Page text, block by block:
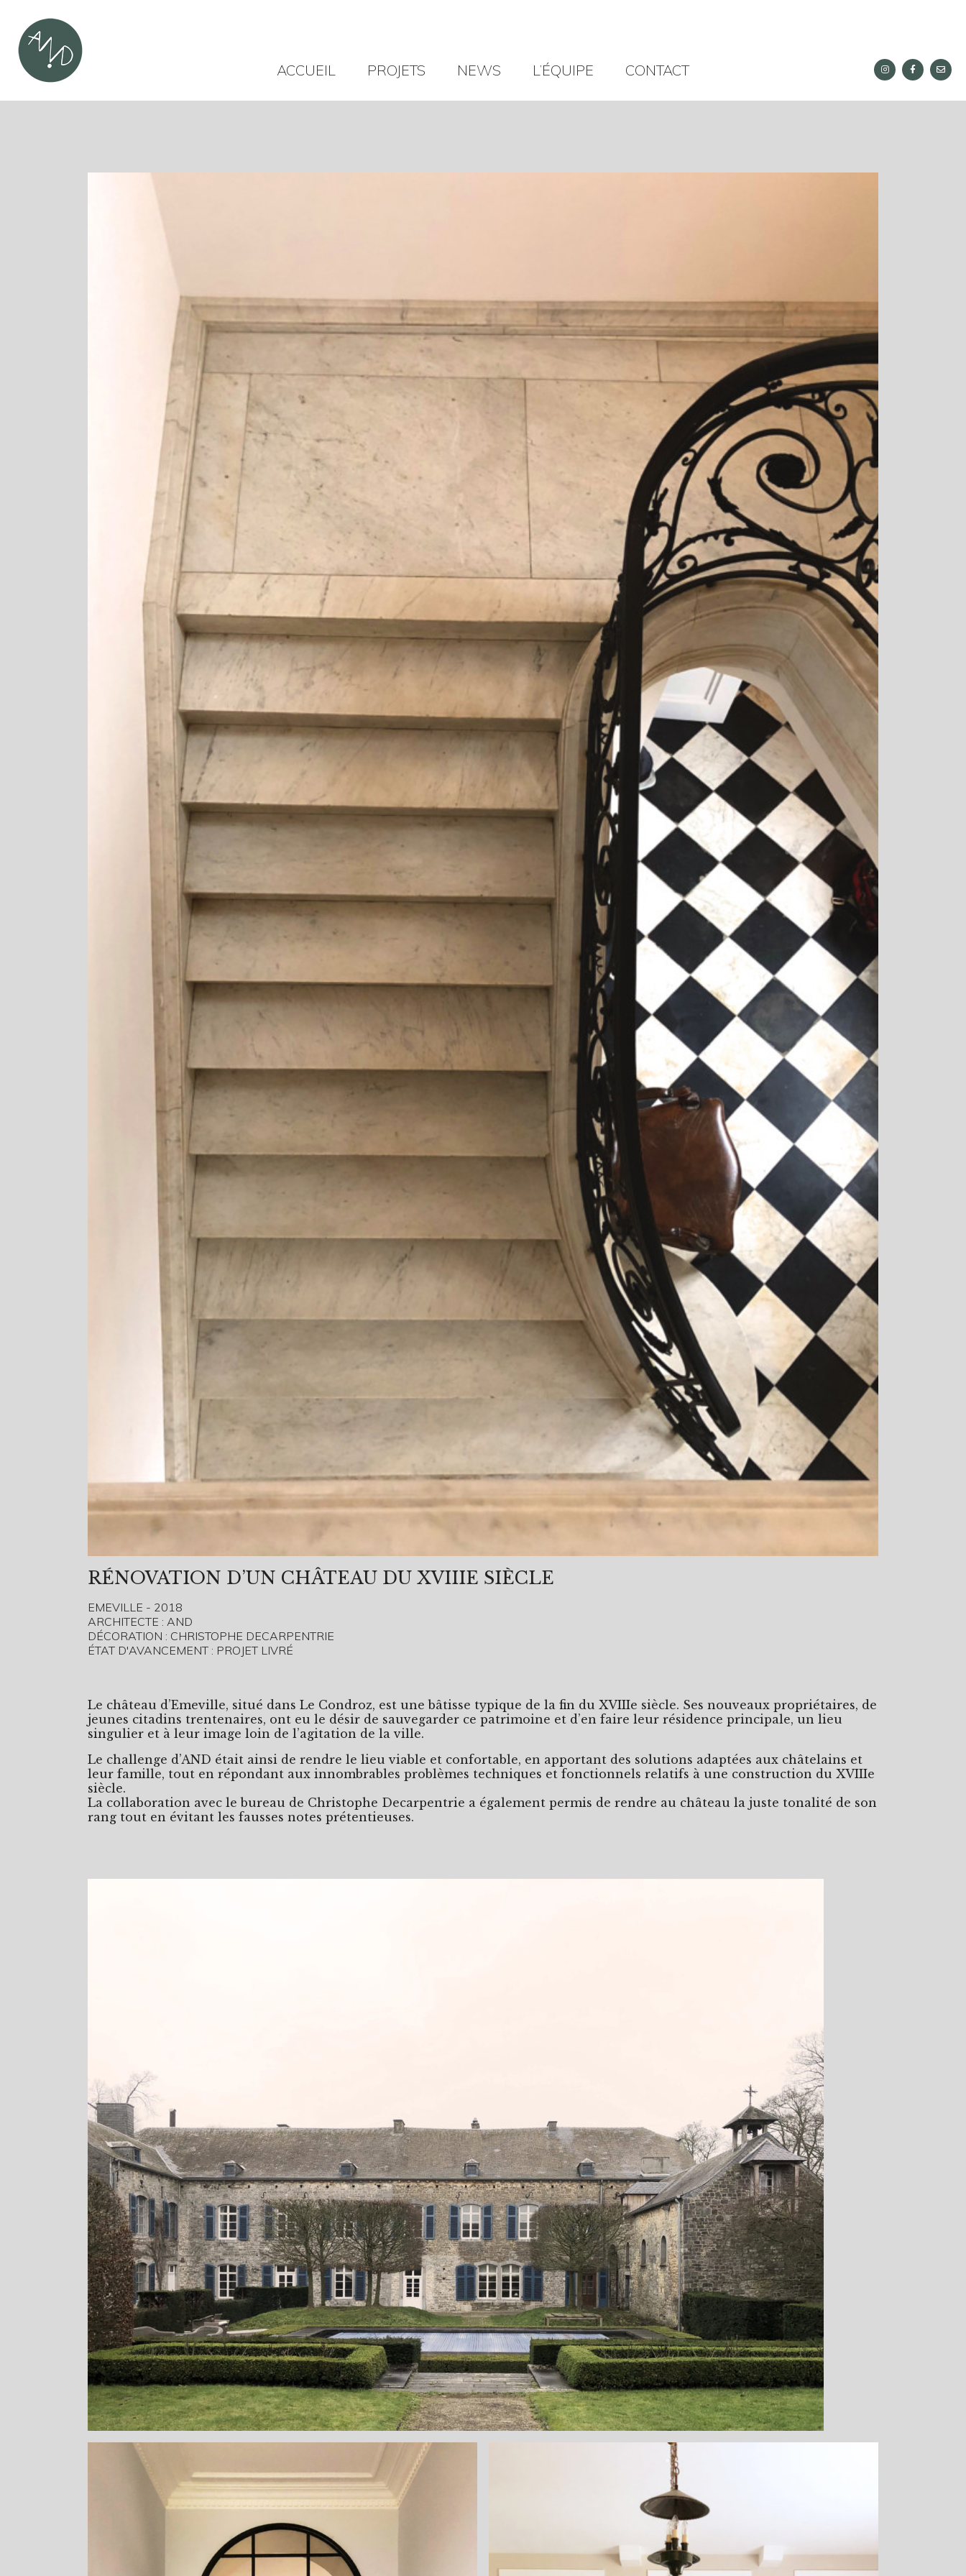
ACCUEIL PROJETS NEWS L’ÉQUIPE CONTACT
RÉNOVATION D’UN CHÂTEAU DU XVIIIE SIÈCLE
EMEVILLE - 2018
ARCHITECTE : AND
DÉCORATION : CHRISTOPHE DECARPENTRIE
ÉTAT D'AVANCEMENT : PROJET LIVRÉ
Le château d’Emeville, situé dans Le Condroz, est une bâtisse typique de la fin du XVIIIe siècle. Ses nouveaux propriétaires, de
jeunes citadins trentenaires, ont eu le désir de sauvegarder ce patrimoine et d’en faire leur résidence principale, un lieu
singulier et à leur image loin de l’agitation de la ville.
Le challenge d’AND était ainsi de rendre le lieu viable et confortable, en apportant des solutions adaptées aux châtelains et
leur famille, tout en répondant aux innombrables problèmes techniques et fonctionnels relatifs à une construction du XVIIIe
siècle.
La collaboration avec le bureau de Christophe Decarpentrie a également permis de rendre au château la juste tonalité de son
rang tout en évitant les fausses notes prétentieuses.